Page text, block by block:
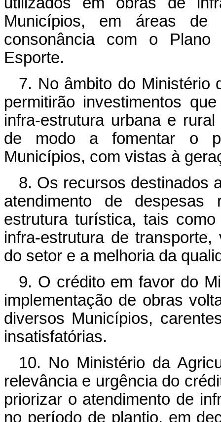
Municípios, em áreas de
consonância com o Plano
Esporte.
7. No âmbito do Ministério
permitirão investimentos
infra-estrutura urbana e
de modo a fomentar o
Municípios, com vistas à
8. Os recursos destinados
atendimento de
estrutura turística, tais
infra-estrutura de
do setor e a melhoria da
9. O crédito em favor do
implementação de obras
diversos Municípios,
insatisfatórias.
10. No Ministério da
relevância e urgência do
priorizar o atendimento de
no período de plantio, em